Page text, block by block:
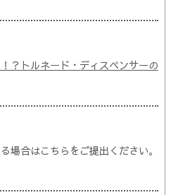
？トルネード・ディスペンサーの
場合はこちらをご提出ください。